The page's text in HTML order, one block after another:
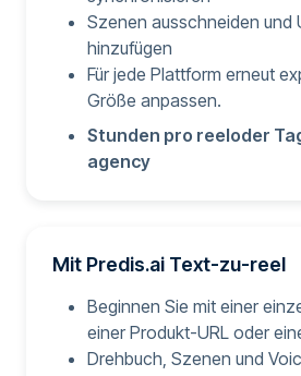
Szenen ausschneiden und
hinzufügen
Für jede Plattform erneut
Größe anpassen.
Stunden pro reeloder
agency
Mit Predis.ai Text-zu-reel
Beginnen Sie mit einer
einer Produkt-URL oder
Drehbuch, Szenen und